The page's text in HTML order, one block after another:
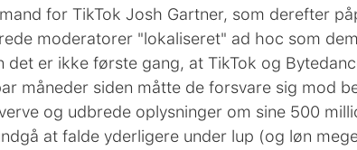
for TikTok Josh Gartner, som derefter
moderatorer "lokaliseret" ad hoc som
det er ikke første gang, at TikTok og
måneder siden måtte de forsvare sig mod
og udbrede oplysninger om sine 500
at falde yderligere under lup (og løn